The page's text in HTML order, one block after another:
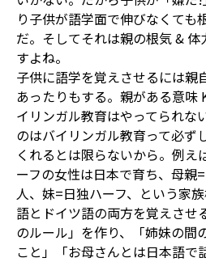
り子供が語学面で伸びなくても
だ。そしてそれは親の根気 &
すよね。
子供に語学を覚えさせるには親
あったりもする。親がある意味
イリンガル教育はやってられな
のはバイリンガル教育って必ず
くれるとは限らないから。例え
ーフの女性は日本で育ち、母親
人、妹=日独ハーフ、という家
語とドイツ語の両方を覚えさせ
のルール」を作り、「姉妹の間
こと」「お母さんとは日本語で